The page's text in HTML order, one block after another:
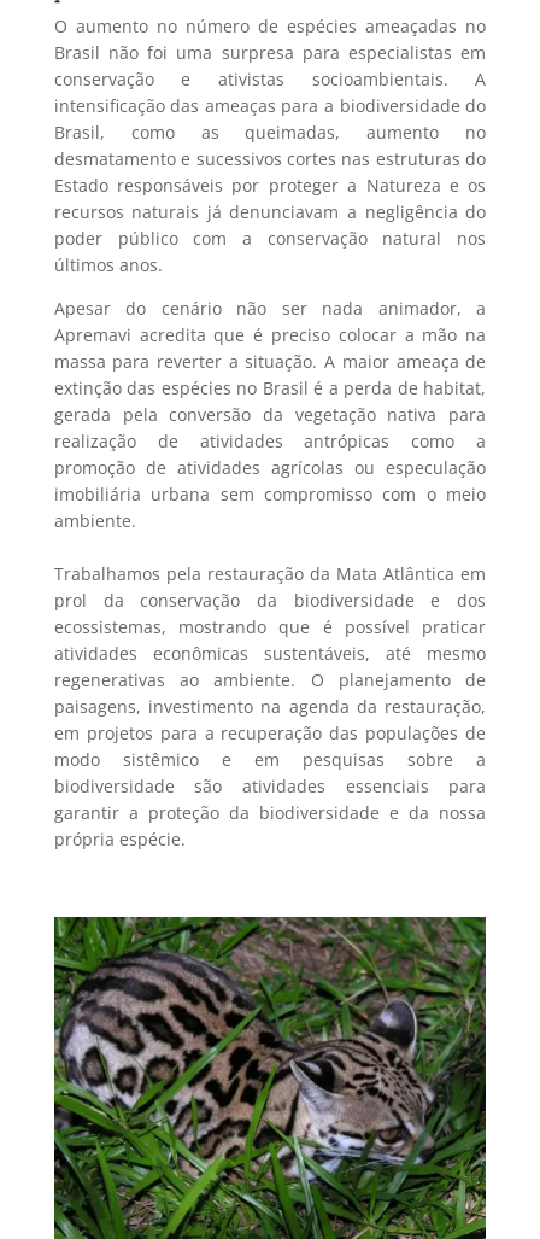
O aumento no número de espécies ameaçadas no
Brasil não foi uma surpresa para especialistas em
conservação e ativistas socioambientais. A
intensificação das ameaças para a biodiversidade do
Brasil, como as queimadas, aumento no
desmatamento e sucessivos cortes nas estruturas do
Estado responsáveis por proteger a Natureza e os
recursos naturais já denunciavam a negligência do
poder público com a conservação natural nos
últimos anos.
Apesar do cenário não ser nada animador, a
Apremavi acredita que é preciso colocar a mão na
massa para reverter a situação. A maior ameaça de
extinção das espécies no Brasil é a perda de habitat,
gerada pela conversão da vegetação nativa para
realização de atividades antrópicas como a
promoção de atividades agrícolas ou especulação
imobiliária urbana sem compromisso com o meio
ambiente.
Trabalhamos pela restauração da Mata Atlântica em
prol da conservação da biodiversidade e dos
ecossistemas, mostrando que é possível praticar
atividades econômicas sustentáveis, até mesmo
regenerativas ao ambiente. O planejamento de
paisagens, investimento na agenda da restauração,
em projetos para a recuperação das populações de
modo sistêmico e em pesquisas sobre a
biodiversidade são atividades essenciais para
garantir a proteção da biodiversidade e da nossa
própria espécie.